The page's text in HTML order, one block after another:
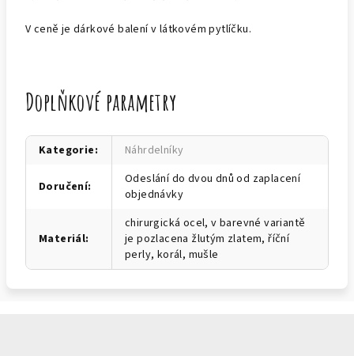
V ceně je dárkové balení v látkovém pytlíčku.
Doplňkové parametry
Kategorie: Náhrdelníky
Doručení:
Odeslání do dvou dnů od zaplacení
objednávky
Materiál:
chirurgická ocel, v barevné variantě
je pozlacena žlutým zlatem, říční
perly, korál, mušle